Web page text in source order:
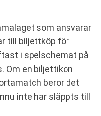
som ansvarar
till biljettköp för
i spelschemat på
Om en biljettikon
beror det
inte har släppts till